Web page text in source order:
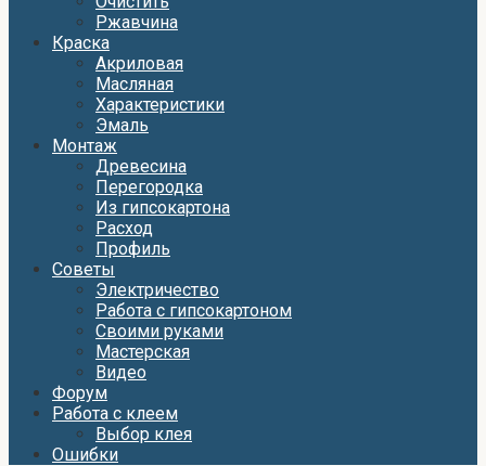
Ржавчина
Краска
Акриловая
Масляная
Характеристики
Эмаль
Монтаж
Древесина
Перегородка
Из гипсокартона
Расход
Профиль
Советы
Электричество
Работа с гипсокартоном
Своими руками
Мастерская
Видео
Форум
Работа с клеем
Выбор клея
Ошибки